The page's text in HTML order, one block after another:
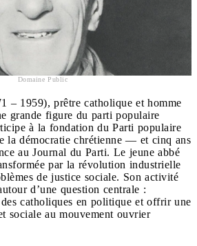
Domaine Public
– 1959), prêtre catholique et homme
grande figure du parti populaire
à la fondation du Parti populaire
la démocratie chrétienne — et cinq ans
au Journal du Parti. Le jeune abbé
par la révolution industrielle
de justice sociale. Son activité
d’une question centrale :
catholiques en politique et offrir une
sociale au mouvement ouvrier